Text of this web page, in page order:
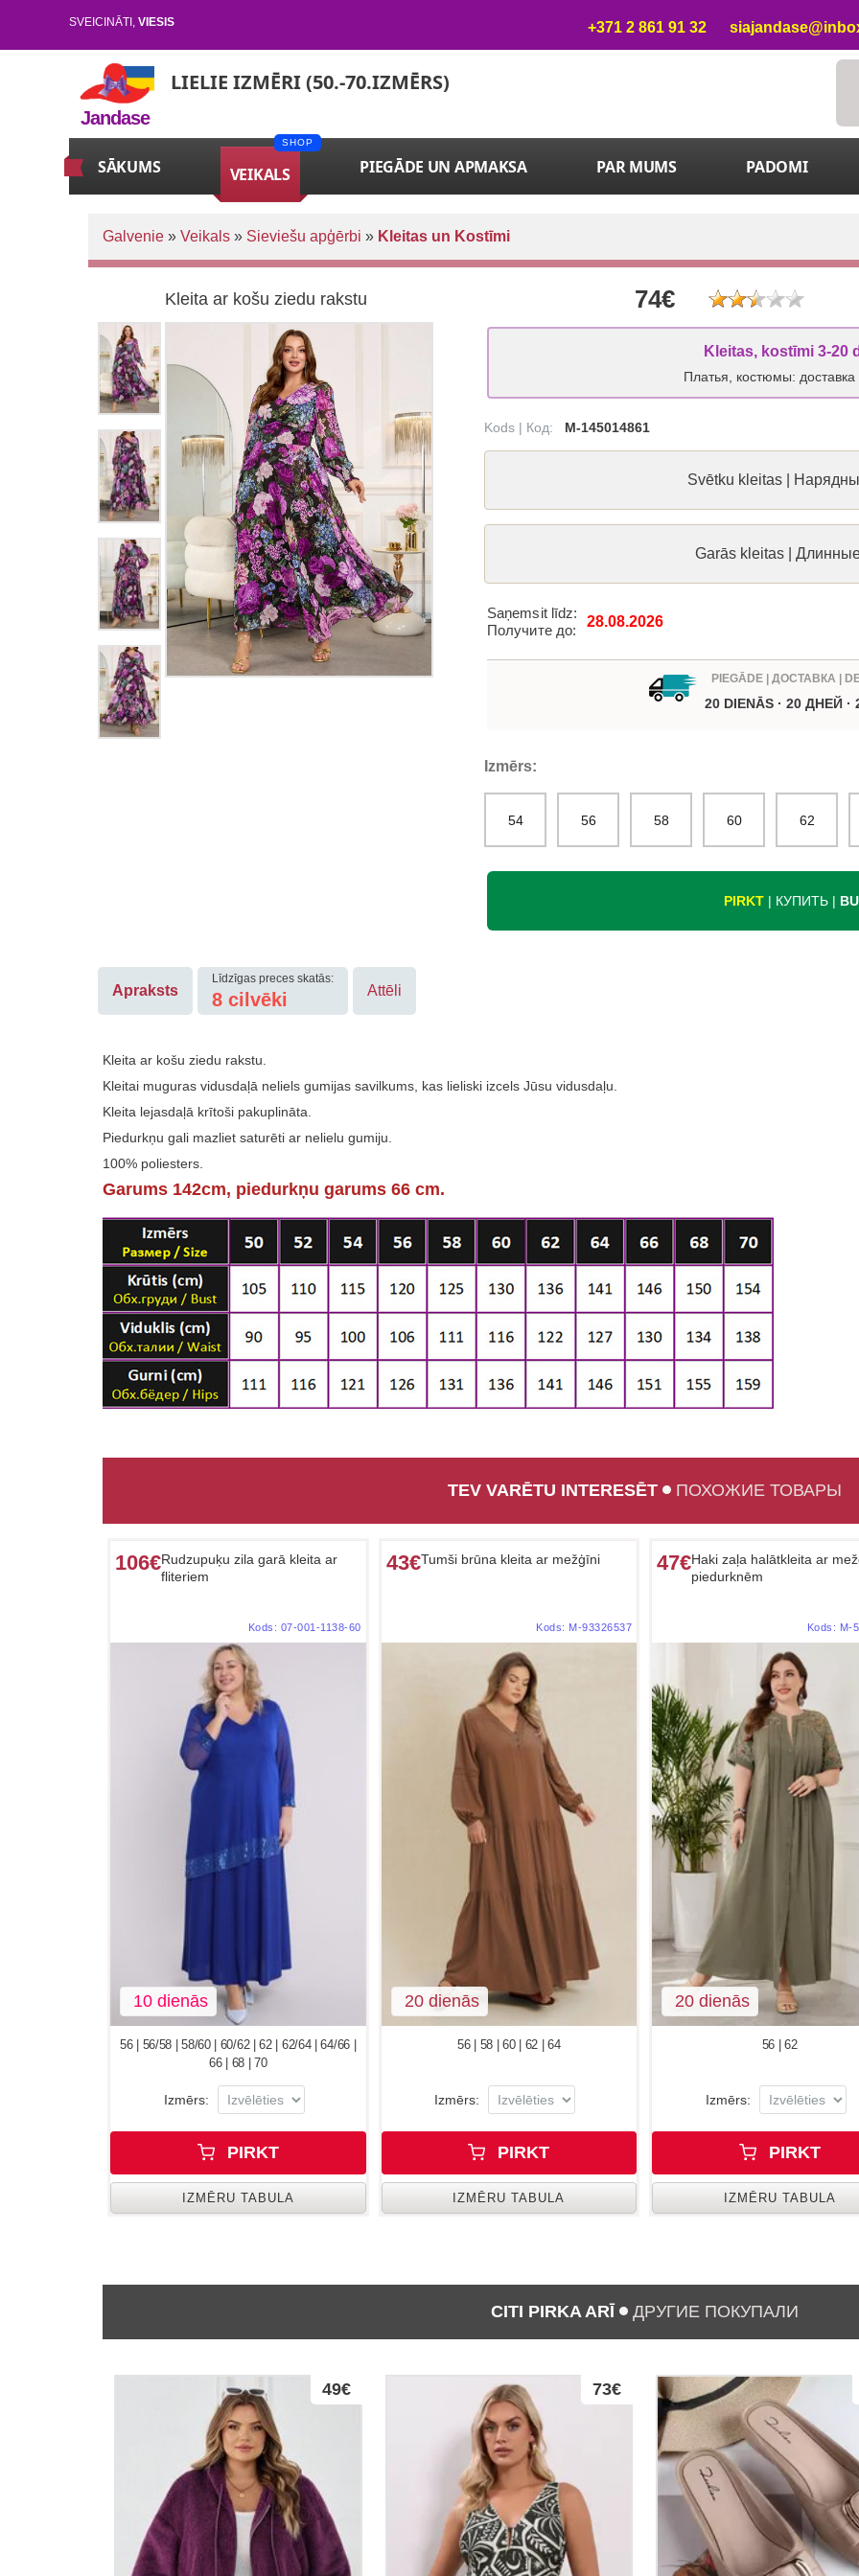
SVEICINĀTI , VIESIS +371 2 861 91 32
Jandase
LIELIE IZMĒRI (50.-70.IZMĒRS)
SĀKUMS VEIKALS PIEGĀDE UN APMAKSA PAR MUMS PADOMI
Galvenie » Veikals » Sieviešu apģērbi » Kleitas un Kostīmi
Kleita ar košu ziedu rakstu 74€
Kleitas, kostīmi 3-20
Платья, костюмы:
Kods | Код: M-145014861
Svētku kleitas |
Garās kleitas |
Saņemsit līdz:
Получите до:
28.08.2026
PIEGĀDE | ДОСТАВКА |
20 DIENĀS · 20 ДНЕЙ ·
Izmērs:
54 56 58 60 62
PIRKT | КУПИТЬ |
Apraksts
Līdzīgas preces skatās:
8 cilvēki Attēli
Kleita ar košu ziedu rakstu.
Kleitai muguras vidusdaļā neliels gumijas savilkums, kas lieliski izcels Jūsu vidusdaļu.
Kleita lejasdaļā krītoši pakuplināta.
Piedurkņu gali mazliet saturēti ar nelielu gumiju.
100% poliesters.
Garums 142cm, piedurkņu garums 66 cm.
TEV VARĒTU INTERESĒT ПОХОЖИЕ ТОВАРЫ
106€Rudzupuķu zila garā kleita ar
fliteriem
Kods: 07-001-1138-60
10 dienās
56 | 56/58 | 58/60 | 60/62 | 62 | 62/64 | 64/66 |
66 | 68 | 70
Izmērs:
PIRKT
IZMĒRU TABULA
43€Tumši brūna kleita ar mežģīni
Kods: M-93326537
20 dienās
56 | 58 | 60 | 62 | 64
Izmērs:
PIRKT
IZMĒRU TABULA
47€Haki zaļa halātkleita ar
piedurknēm
Kods: M-
20 dienās
56 | 62
Izmērs:
PIRKT
IZMĒRU TABULA
CITI PIRKA ARĪ ДРУГИЕ ПОКУПАЛИ
49€ 73€